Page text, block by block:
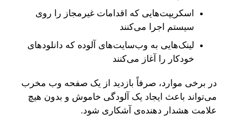
اسکریپت‌هایی که اقدامات غیرمجاز را روی
سیستم اجرا می‌کنند
لینک‌هایی به وب‌سایت‌های آلوده که دانلودهای
خودکار را آغاز می‌کنند
در برخی موارد، صرفاً بازدید از یک صفحه وب مخرب
می‌تواند باعث ایجاد یک آلودگی خاموش و بدون هیچ
علامت هشدار دهنده‌ی آشکاری شود.